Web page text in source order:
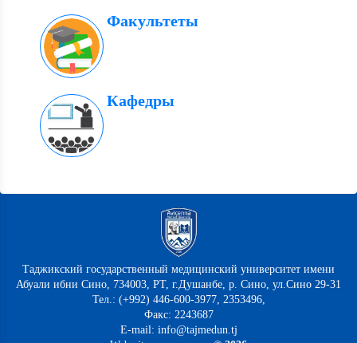
Факультеты
Кафедры
Таджикский государственный медицинский университет имени
Абуали ибни Сино, 734003, РТ, г.Душанбе, р. Сино, ул.Сино 29-31
Тел.: (+992) 446-600-3977, 2353496,
Факс: 2243687
E-mail: info@tajmedun.tj